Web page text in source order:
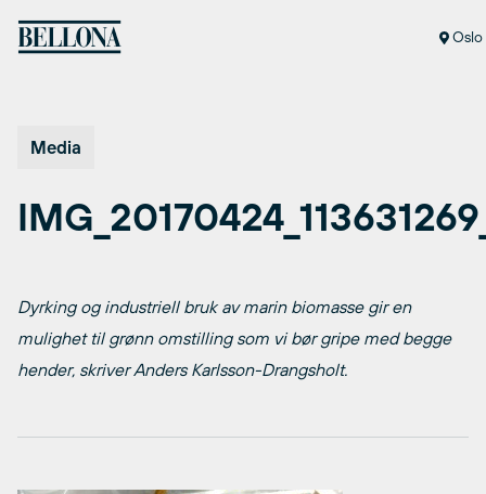
Oslo
Media
Dyrking og industriell bruk av marin biomasse gir en
mulighet til grønn omstilling som vi bør gripe med begge
hender, skriver Anders Karlsson-Drangsholt.